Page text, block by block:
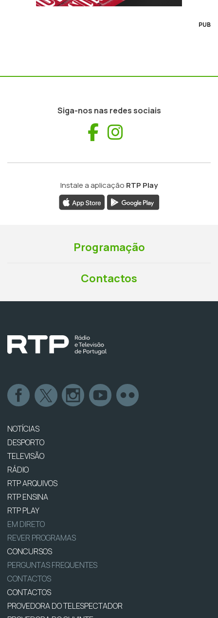
PUB
Siga-nos nas redes sociais
Facebook
Instale a aplicação RTP Play
Programação
Contactos
NOTÍCIAS
DESPORTO
TELEVISÃO
RÁDIO
RTP ARQUIVOS
RTP ENSINA
RTP PLAY
EM DIRETO
REVER PROGRAMAS
CONCURSOS
PERGUNTAS FREQUENTES
CONTACTOS
CONTACTOS
PROVEDORA DO TELESPECTADOR